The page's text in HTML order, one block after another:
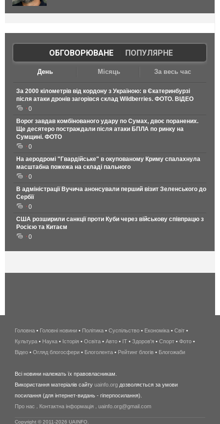
ОБГОВОРЮВАНЕ| ПОПУЛЯРНЕ
День Місяць За весь час
За 2000 кілометрів від кордону з Україною: в Єкатеринбурзі
після атаки дронів загорівся склад Wildberries. ФОТО. ВІДЕО
0
Ворог завдав комбінованого удару по Сумах, двоє поранених.
Ще десятеро постраждали після атаки БПЛА по ринку на
Сумщині. ФОТО
0
На аеродромі "Гвардійське" в окупованому Криму спалахнула
масштабна пожежа на складі пального
0
В адміністрації Вучича анонсували перший візит Зеленського до
Сербії
0
США розширили санкції проти Куби через військову співпрацю з
Росією та Китаєм
0
беспроводной
интернет
киев
wimax
в
Головна • Головні новини • Політика • Суспільство • Економіка • Світ •
Культура • Наука • Історія • Освіта • Авто • IT • Здоров'я • Спорт • Фото •
Відео • Огляд блогосфери • Блоголента • Рейтинг блогів • Блогожаби
Всі новини належать їх правовласникам.
Використання матеріалів сайту uainfo.org дозволяється за умови
посилання (для інтернет-видань - гіперпосилання).
Про нас
Контактна інформація uainfo.org@gmail.com
Copyright © 2011-2026 UAINFO.